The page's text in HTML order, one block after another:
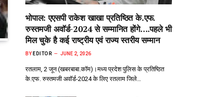
भोपाल: एएसपी राकेश‌ खाखा प्रतिष्ठित के.एफ.
रुस्तमजी अवॉर्ड-2024 से सम्मानित होंगे….पहले भी
मिल चुके है कई राष्ट्रीय एवं राज्य स्तरीय सम्मान
BY EDITOR JUNE 2, 2026
रतलाम, 2 जून (खबरबाबा.कॉम)।मध्य प्रदेश पुलिस के प्रतिष्ठित
के.एफ. रुस्तमजी अवॉर्ड-2024 के लिए रतलाम जिले…